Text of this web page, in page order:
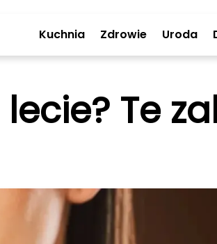
Kuchnia Zdrowie Uroda
Te